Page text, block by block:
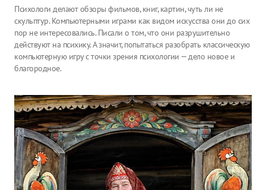
Психологи делают обзоры фильмов, книг, картин, чуть ли не
скульптур. Компьютерными играми как видом искусства они до сих
пор не интересовались. Писали о том, что они разрушительно
действуют на психику. А значит, попытаться разобрать классическую
компьютерную игру с точки зрения психологии — дело новое и
благородное.